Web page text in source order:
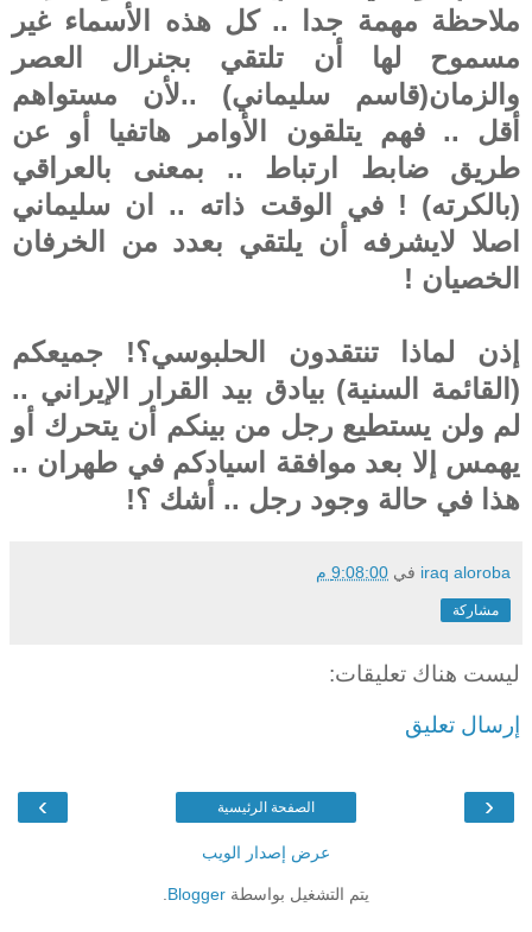
ملاحظة مهمة جدا .. كل هذه الأسماء غير
مسموح لها أن تلتقي بجنرال العصر
والزمان(قاسم سليماني) ..لأن مستواهم
أقل .. فهم يتلقون الأوامر هاتفيا أو عن
طريق ضابط ارتباط .. بمعنى بالعراقي
(بالكرته) ! في الوقت ذاته .. ان سليماني
اصلا لايشرفه أن يلتقي بعدد من الخرفان
الخصيان !
إذن لماذا تنتقدون الحلبوسي؟! جميعكم
(القائمة السنية) بيادق بيد القرار الإيراني ..
لم ولن يستطيع رجل من بينكم أن يتحرك أو
يهمس إلا بعد موافقة اسيادكم في طهران ..
هذا في حالة وجود رجل .. أشك ؟!
iraq aloroba في 9:08:00 م
مشاركة
ليست هناك تعليقات:
إرسال تعليق
‹
› الصفحة الرئيسية
عرض إصدار الويب
يتم التشغيل بواسطة Blogger